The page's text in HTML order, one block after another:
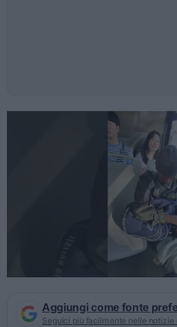
Aggiungi come fonte
Seguici più facilmente nelle notizie